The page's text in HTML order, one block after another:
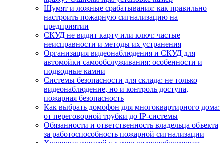
Шумят и ложные срабатывания: как правильно
настроить пожарную сигнализацию на
предприятии
СКУД не видит карту или ключ: частые
неисправности и методы их устранения
Организация видеонаблюдения и СКУД для
автомойки самообслуживания: особенности и
подводные камни
Системы безопасности для склада: не только
видеонаблюдение, но и контроль доступа,
пожарная безопасность
Как выбрать домофон для многоквартирного дома:
от переговорной трубки до IP-системы
Обязанности и ответственность владельца объекта
за работоспособность пожарной сигнализации